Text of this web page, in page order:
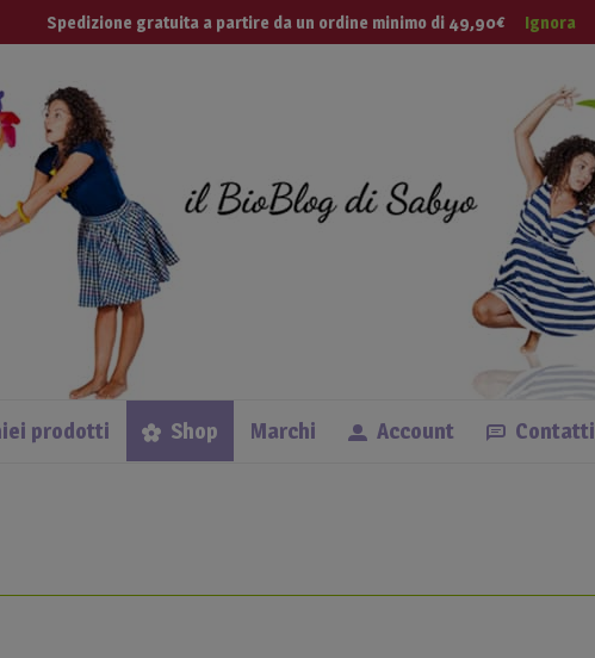
nella Tua Vita Lingue
prodotti Shop Marchi Account Contatti
Spedizione gratuita a partire da un ordine minimo di 49,90€ Ignora
modal-check